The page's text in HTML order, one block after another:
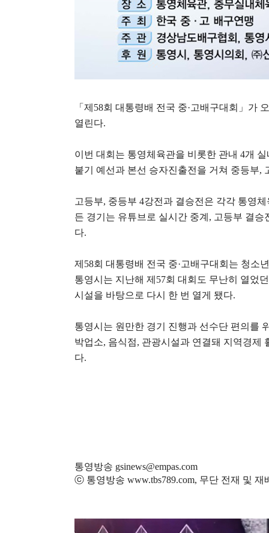
「 제 58회 대통령배 전국 중·고배구대회 」 가
열린다.
이번 대회는 통영체육관을 비롯한 관내 4개
붙기 예선과 본선 승자진출전을 거쳐 중등부,
고등부, 중등부 4강전과 결승전은 각각 통영체
든 경기는 유튜브로 실시간 중계 , 고등부 결승
다.
제 58회 대통령배 전국 중·고배구대회는 청소
통영시는 지난해 제 57회 대회도 무난히 열었
시설을 바탕으로 다시 한 번 열게 됐다.
통영시는 원만한 경기 진행과 선수단 편의를
박업소, 음식점, 관광시설과 연결돼 지역경제
다.
통영방송 gsinews@empas.com
ⓒ 통영방송 www.tbs789.com, 무단 전재 및 재